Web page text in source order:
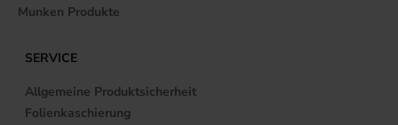
Munken Produkte
SERVICE
Allgemeine Produktsicherheit
Folienkaschierung